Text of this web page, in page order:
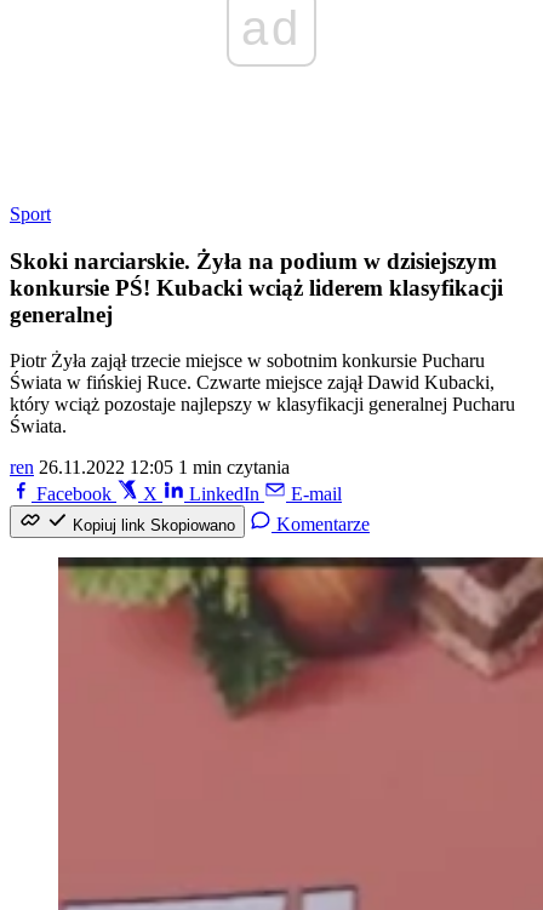
ad
Sport
Skoki narciarskie. Żyła na podium w dzisiejszym
konkursie PŚ! Kubacki wciąż liderem klasyfikacji
generalnej
Piotr Żyła zajął trzecie miejsce w sobotnim konkursie Pucharu
Świata w fińskiej Ruce. Czwarte miejsce zajął Dawid Kubacki,
który wciąż pozostaje najlepszy w klasyfikacji generalnej Pucharu
Świata.
ren 26.11.2022 12:05 1 min czytania
Facebook
X LinkedIn E-mail
Kopiuj link Skopiowano Komentarze